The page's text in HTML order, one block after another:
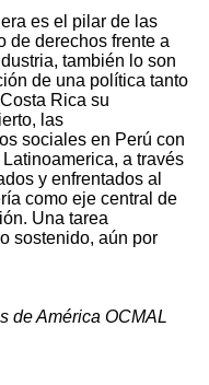
es el pilar de las
de derechos frente a
también lo son
de una política tanto
Rica su
las
sociales en Perú con
a través
y enfrentados al
como eje central de
Una tarea
sostenido, aún por
de América OCMAL